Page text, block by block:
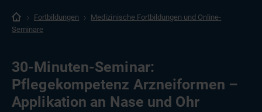
Fortbildungen
Medizinische Fortbildungen und Online-
Seminare
30-Minuten-Seminar:
Pflegekompetenz Arzneiformen –
Applikation an Nase und Ohr